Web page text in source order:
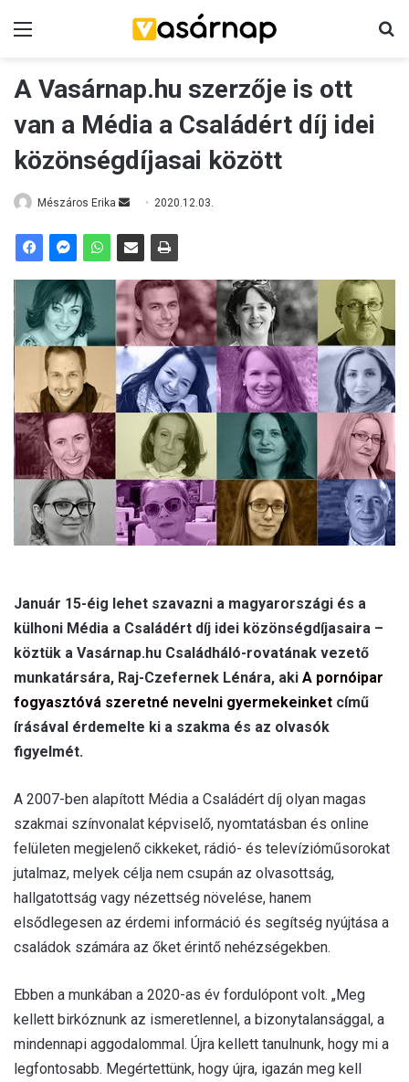
A Vasárnap.hu szerzője is ott
van a Média a Családért díj idei
közönségdíjasai között
Mészáros Erika
n
a
n
e
m
a
2020.12.03.
Január 15-éig lehet szavazni a magyarországi és a
külhoni Média a Családért díj idei közönségdíjasaira –
köztük a Vasárnap.hu Családháló-rovatának vezető
munkatársára, Raj-Czefernek Lénára, aki A pornóipar
fogyasztóvá szeretné nevelni gyermekeinket című
írásával érdemelte ki a szakma és az olvasók
figyelmét.
A 2007-ben alapított Média a Családért díj olyan magas
szakmai színvonalat képviselő, nyomtatásban és online
felületen megjelenő cikkeket, rádió- és televízióműsorokat
jutalmaz, melyek célja nem csupán az olvasottság,
hallgatottság vagy nézettség növelése, hanem
elsődlegesen az érdemi információ és segítség nyújtása a
családok számára az őket érintő nehézségekben.
Ebben a munkában a 2020-as év fordulópont volt. „Meg
kellett birkóznunk az ismeretlennel, a bizonytalansággal, a
mindennapi aggodalommal. Újra kellett tanulnunk, hogy mi a
legfontosabb. Megértettünk, hogy újra, igazán meg kell